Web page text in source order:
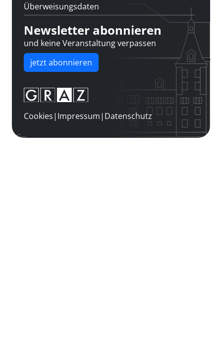
Überweisungsdaten
Newsletter abonnieren
und keine Veranstaltung verpassen
jetzt abonnieren
Cookies| Impressum| Datenschutz